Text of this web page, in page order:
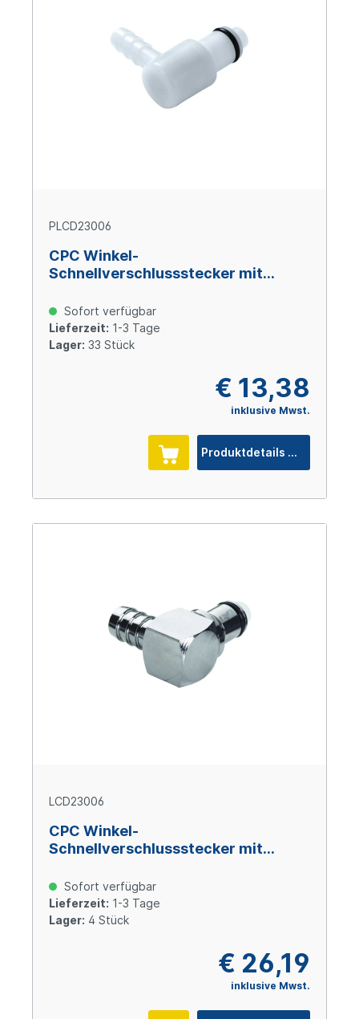
PLCD23006
CPC Winkel-
Schnellverschlussstecker mit
Sofort verfügbar
Lieferzeit: 1-3 Tage
Lager: 33 Stück
€ 13,38
inklusive Mwst.
Produktdetails
LCD23006
CPC Winkel-
Schnellverschlussstecker mit
Messing verchromt
Sofort verfügbar
Lieferzeit: 1-3 Tage
Lager: 4 Stück
€ 26,19
inklusive Mwst.